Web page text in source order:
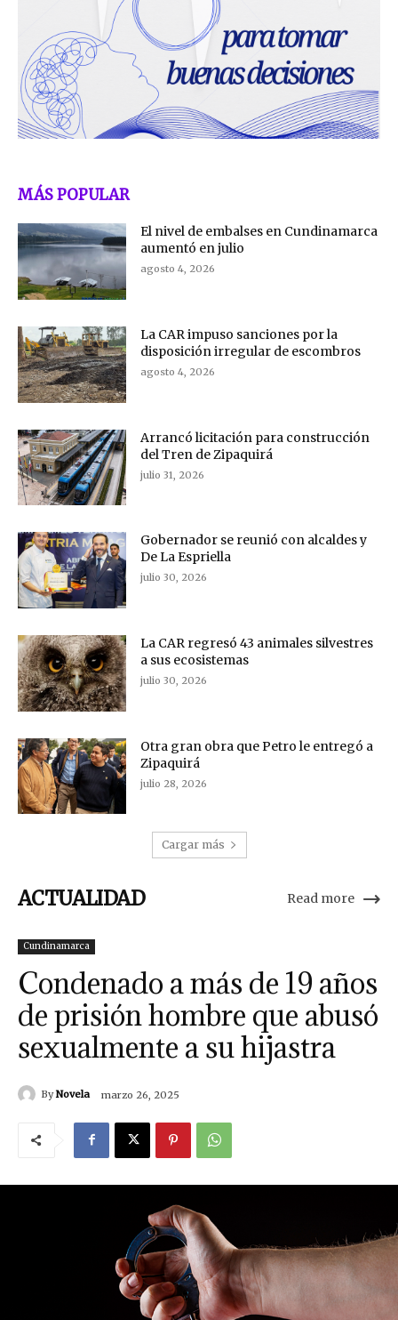
MÁS POPULAR
El nivel de embalses en Cundinamarca
aumentó en julio
agosto 4, 2026
La CAR impuso sanciones por la
disposición irregular de escombros
agosto 4, 2026
Arrancó licitación para construcción
del Tren de Zipaquirá
julio 31, 2026
Gobernador se reunió con alcaldes y
De La Espriella
julio 30, 2026
La CAR regresó 43 animales silvestres
a sus ecosistemas
julio 30, 2026
Otra gran obra que Petro le entregó a
Zipaquirá
julio 28, 2026
Cargar más
ACTUALIDAD Read more
Cundinamarca
Condenado a más de 19 años
de prisión hombre que abusó
sexualmente a su hijastra
By Novela marzo 26, 2025